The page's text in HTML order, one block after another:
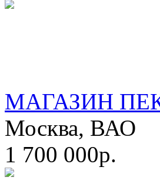
МАГАЗИН
Москва, ВАО
1 700 000р.